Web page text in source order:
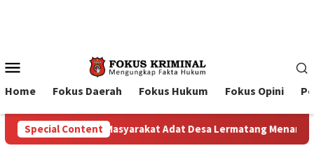
Menu
Home Fokus Daerah Fokus Hukum Fokus Opini
Special Content
Masyarakat Adat Desa Lermatang Menanti Pembayaran